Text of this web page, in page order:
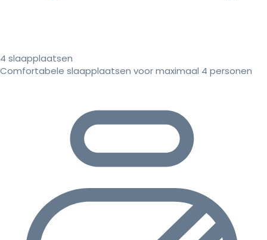
4 slaapplaatsen
Comfortabele slaapplaatsen voor maximaal 4 personen